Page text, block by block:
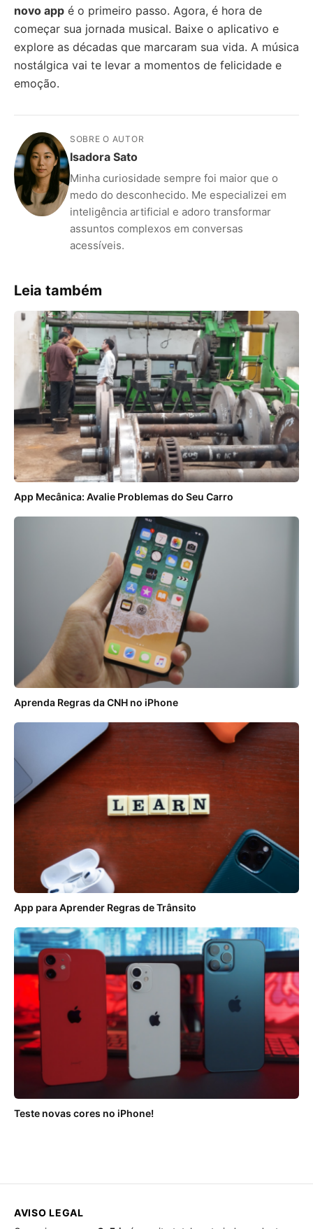
novo app é o primeiro passo. Agora, é hora de
começar sua jornada musical. Baixe o aplicativo e
explore as décadas que marcaram sua vida. A música
nostálgica vai te levar a momentos de felicidade e
emoção.
SOBRE O AUTOR
Isadora Sato
Minha curiosidade sempre foi maior que o
medo do desconhecido. Me especializei em
inteligência artificial e adoro transformar
assuntos complexos em conversas
acessíveis.
Leia também
App Mecânica: Avalie Problemas do Seu Carro
Aprenda Regras da CNH no iPhone
App para Aprender Regras de Trânsito
Teste novas cores no iPhone!
AVISO LEGAL